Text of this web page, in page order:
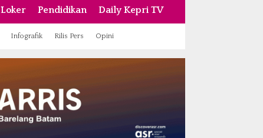
Loker Pendidikan Daily Kepri TV
Infografik Rilis Pers Opini